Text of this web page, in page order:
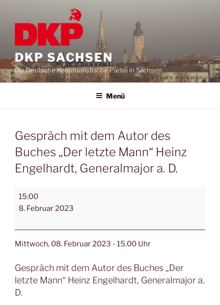
DKP SACHSEN
Die Deutsche Kommunistische Partei in Sachsen
Menü
Gespräch mit dem Autor des
Buches „Der letzte Mann“ Heinz
Engelhardt, Generalmajor a. D.
15:00
8. Februar 2023
Mittwoch, 08. Februar 2023 - 15.00 Uhr
Gespräch mit dem Autor des Buches „Der
letzte Mann“ Heinz Engelhardt, Generalmajor a.
D.